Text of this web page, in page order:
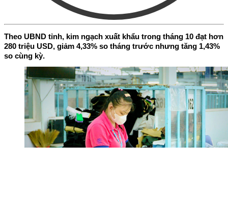
Theo UBND tỉnh, kim ngạch xuất khẩu trong tháng 10 đạt hơn
280 triệu USD, giảm 4,33% so tháng trước nhưng tăng 1,43%
so cùng kỳ.